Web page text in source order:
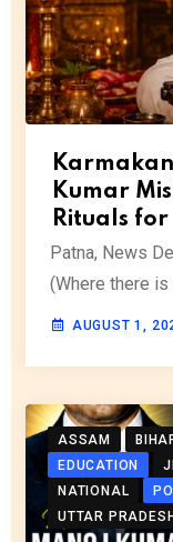
Kumar
Rituals for
Patna, News
(Where there is
AUGUST 1,
ASSAM
EDUCATION
NATIONAL
UTTAR